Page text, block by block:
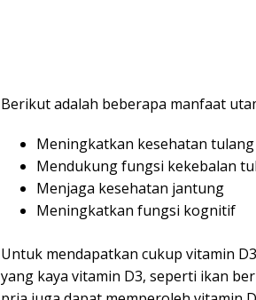
Berikut adalah beberapa manfaat
Meningkatkan kesehatan tulang
Mendukung fungsi kekebalan
Menjaga kesehatan jantung
Meningkatkan fungsi kognitif
Untuk mendapatkan cukup vitamin
yang kaya vitamin D3, seperti ikan